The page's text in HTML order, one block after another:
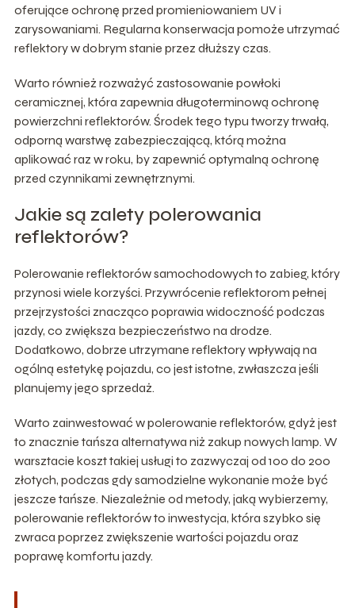
oferujące ochronę przed promieniowaniem UV i
zarysowaniami. Regularna konserwacja pomoże utrzymać
reflektory w dobrym stanie przez dłuższy czas.
Warto również rozważyć zastosowanie powłoki
ceramicznej, która zapewnia długoterminową ochronę
powierzchni reflektorów. Środek tego typu tworzy trwałą,
odporną warstwę zabezpieczającą, którą można
aplikować raz w roku, by zapewnić optymalną ochronę
przed czynnikami zewnętrznymi.
Jakie są zalety polerowania
reflektorów?
Polerowanie reflektorów samochodowych to zabieg, który
przynosi wiele korzyści. Przywrócenie reflektorom pełnej
przejrzystości znacząco poprawia widoczność podczas
jazdy, co zwiększa bezpieczeństwo na drodze.
Dodatkowo, dobrze utrzymane reflektory wpływają na
ogólną estetykę pojazdu, co jest istotne, zwłaszcza jeśli
planujemy jego sprzedaż.
Warto zainwestować w polerowanie reflektorów, gdyż jest
to znacznie tańsza alternatywa niż zakup nowych lamp. W
warsztacie koszt takiej usługi to zazwyczaj od 100 do 200
złotych, podczas gdy samodzielne wykonanie może być
jeszcze tańsze. Niezależnie od metody, jaką wybierzemy,
polerowanie reflektorów to inwestycja, która szybko się
zwraca poprzez zwiększenie wartości pojazdu oraz
poprawę komfortu jazdy.